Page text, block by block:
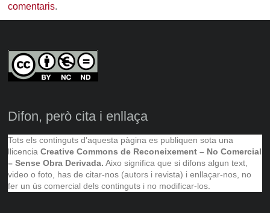
comentaris.
Difon, però cita i enllaça
Tots els continguts d’aquesta pàgina es publiquen sota una
llicenciaCreative Commons de Reconeixement – No Comercial
– Sense Obra Derivada. Aixo significa que si difons algun text,
video o foto, has de citar-nos (autors i revista) i enllaçar-nos, no
fer un ús comercial dels continguts i no modificar-los.